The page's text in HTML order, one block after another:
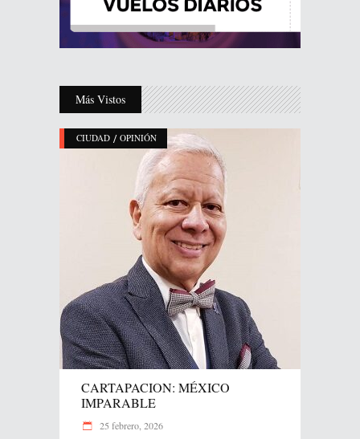
Más Vistos
CIUDAD / OPINIÓN
CARTAPACION: MÉXICO
IMPARABLE
25 febrero, 2026